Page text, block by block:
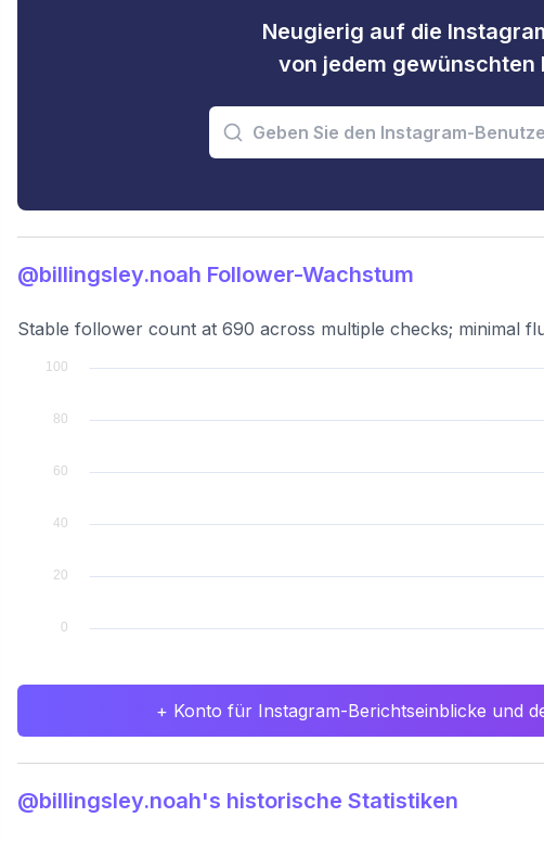
Neugierig auf die
von jedem gewünschten
@billingsley.noah Follower-Wachstum
Stable follower count at 690 across multiple checks; minimal
+ Konto für Instagram-Berichtseinblicke und
@billingsley.noah's historische Statistiken